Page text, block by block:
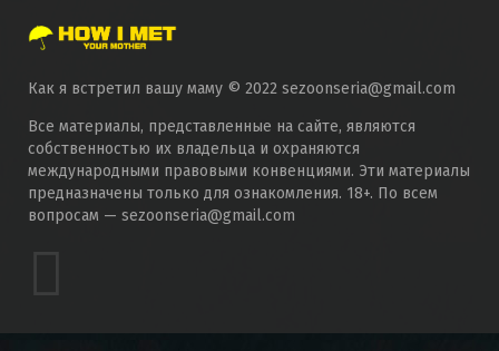
Как я встретил вашу маму © 2022 sezoonseria@gmail.com
Все материалы, представленные на сайте, являются
собственностью их владельца и охраняются
международными правовыми конвенциями. Эти материалы
предназначены только для ознакомления. 18+. По всем
вопросам — sezoonseria@gmail.com